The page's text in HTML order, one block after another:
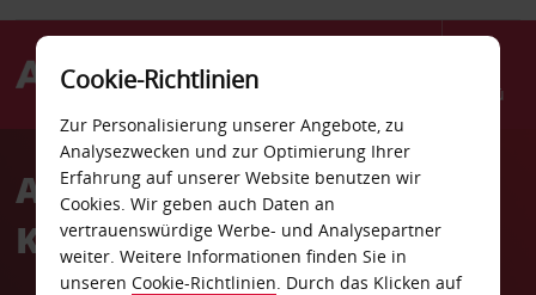
Menü
AvisAutovermietung
Kopenhagen Bella Sky
Cookie-Richtlinien
Zur Personalisierung unserer Angebote, zu
Analysezwecken und zur Optimierung Ihrer
Erfahrung auf unserer Website benutzen wir
Cookies. Wir geben auch Daten an
vertrauenswürdige Werbe- und Analysepartner
weiter. Weitere Informationen finden Sie in
unseren Cookie-Richtlinien. Durch das Klicken auf